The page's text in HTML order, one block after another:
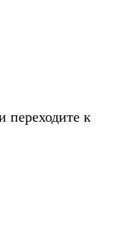
переходите к